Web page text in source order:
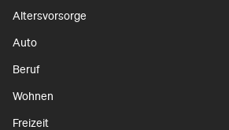
Altersvorsorge
Auto
Beruf
Wohnen
Freizeit